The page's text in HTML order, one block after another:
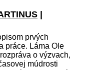
|
prvých
práce. Láma Ole
o výzvach,
múdrosti